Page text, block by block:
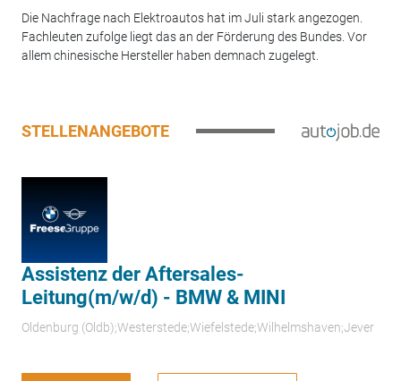
Die Nachfrage nach Elektroautos hat im Juli stark angezogen.
Fachleuten zufolge liegt das an der Förderung des Bundes. Vor
allem chinesische Hersteller haben demnach zugelegt.
STELLENANGEBOTE
Assistenz der Aftersales-
Leitung(m/w/d) - BMW & MINI
Oldenburg (Oldb);Westerstede;Wiefelstede;Wilhelmshaven;Jever